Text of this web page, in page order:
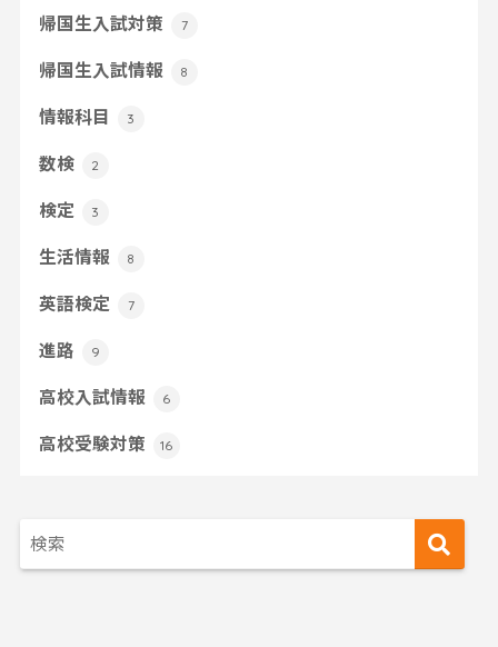
帰国生入試対策 7
帰国生入試情報 8
情報科目 3
数検 2
検定 3
生活情報 8
英語検定 7
進路 9
高校入試情報 6
高校受験対策 16